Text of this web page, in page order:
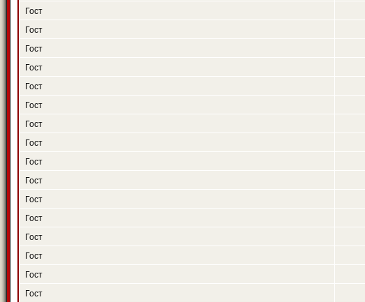
Гост
Гост
Гост
Гост
Гост
Гост
Гост
Гост
Гост
Гост
Гост
Гост
Гост
Гост
Гост
Гост